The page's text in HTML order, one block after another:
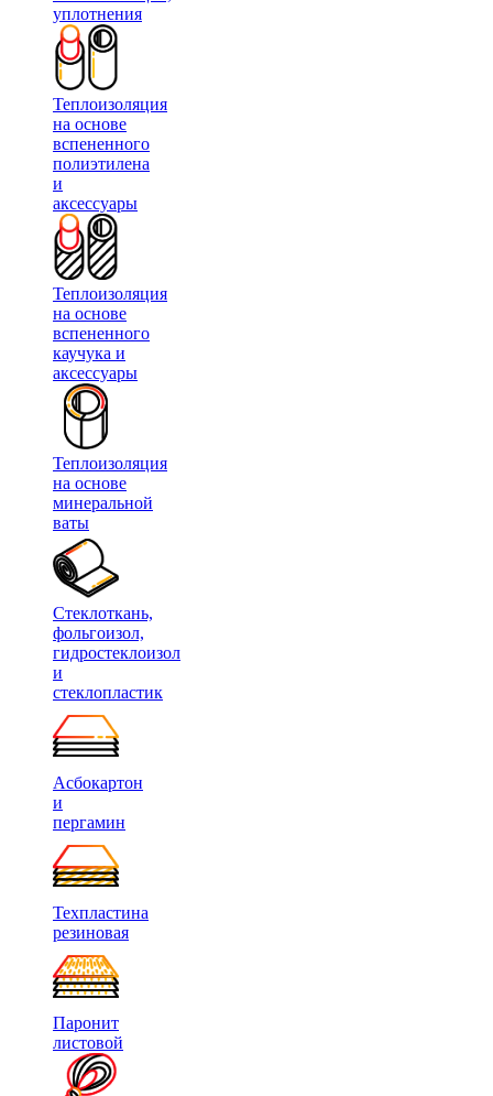
уплотнения
Теплоизоляция
на основе
вспененного
полиэтилена
и
аксессуары
Теплоизоляция
на основе
вспененного
каучука и
аксессуары
Теплоизоляция
на основе
минеральной
ваты
Стеклоткань,
фольгоизол,
гидростеклоизол
и
стеклопластик
Асбокартон
и
пергамин
Техпластина
резиновая
Паронит
листовой